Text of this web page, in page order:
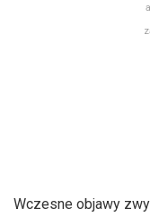
Wczesne objawy